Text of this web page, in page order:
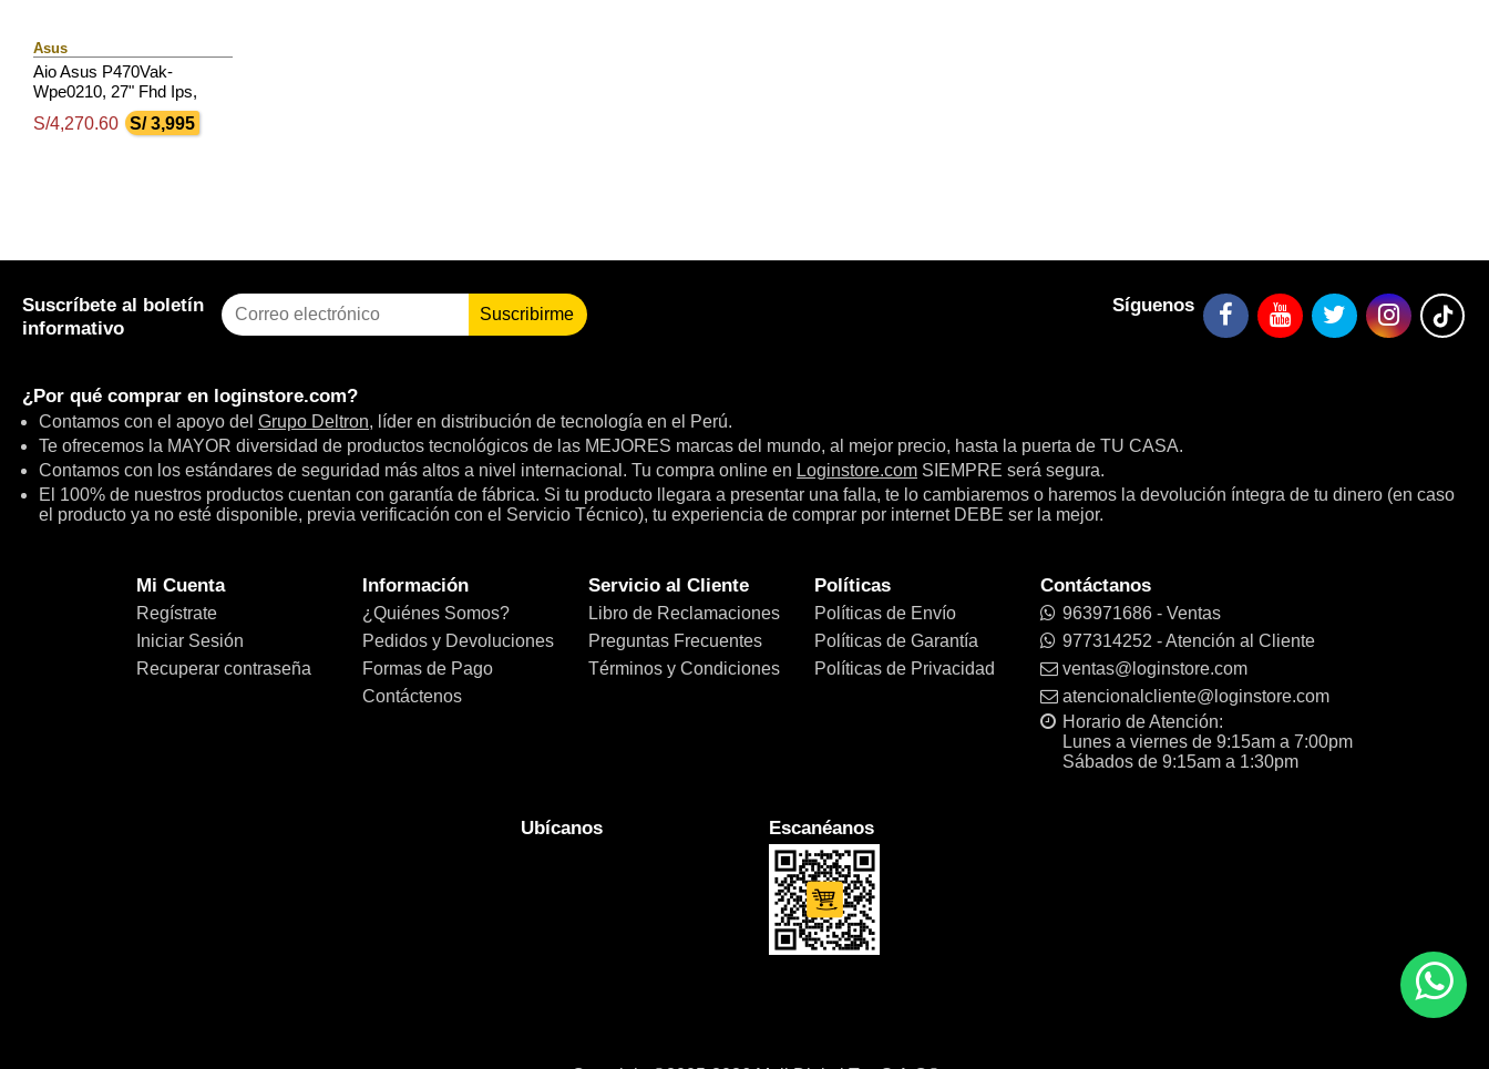
Asus
Aio Asus P470Vak-
Wpe0210, 27" Fhd Ips,
Core I7-13620H Hasta
4.9Ghz, 16Gb Ddr5, 512Gb
S/4,270.60 S/ 3,995
Suscríbete al boletín
informativo
Suscribirme Síguenos
¿Por qué comprar en loginstore.com?
Contamos con el apoyo del Grupo Deltron, líder en distribución de tecnología en el Perú.
Te ofrecemos la MAYOR diversidad de productos tecnológicos de las MEJORES marcas del mundo, al mejor precio, hasta la puerta de TU CASA.
Contamos con los estándares de seguridad más altos a nivel internacional. Tu compra online en Loginstore.com SIEMPRE será segura.
El 100% de nuestros productos cuentan con garantía de fábrica. Si tu producto llegara a presentar una falla, te lo cambiaremos o haremos la devolución íntegra de tu dinero (en caso
el producto ya no esté disponible, previa verificación con el Servicio Técnico), tu experiencia de comprar por internet DEBE ser la mejor.
Mi Cuenta
Regístrate
Iniciar Sesión
Recuperar contraseña
Información
¿Quiénes Somos?
Pedidos y Devoluciones
Formas de Pago
Contáctenos
Servicio al Cliente
Libro de Reclamaciones
Preguntas Frecuentes
Términos y Condiciones
Políticas
Políticas de Envío
Políticas de Garantía
Políticas de Privacidad
Contáctanos
963971686 - Ventas
977314252 - Atención al Cliente
ventas@loginstore.com
atencionalcliente@loginstore.com
Horario de Atención:
Lunes a viernes de 9:15am a 7:00pm
Sábados de 9:15am a 1:30pm
Ubícanos Escanéanos